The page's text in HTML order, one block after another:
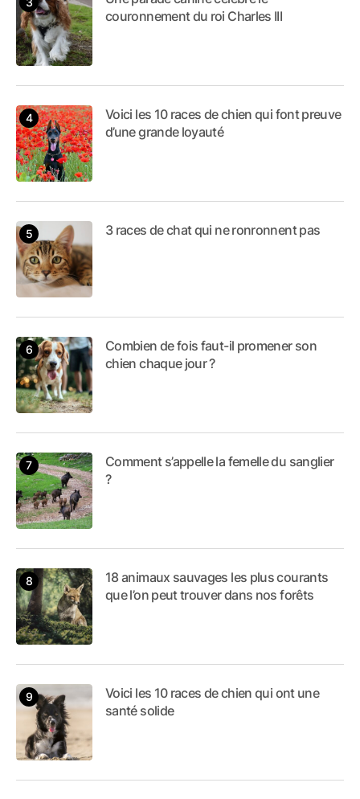
couronnement du roi Charles III
Voici les 10 races de chien qui font preuve
d’une grande loyauté
3 races de chat qui ne ronronnent pas
Combien de fois faut-il promener son
chien chaque jour ?
Comment s’appelle la femelle du sanglier
?
18 animaux sauvages les plus courants
que l’on peut trouver dans nos forêts
Voici les 10 races de chien qui ont une
santé solide